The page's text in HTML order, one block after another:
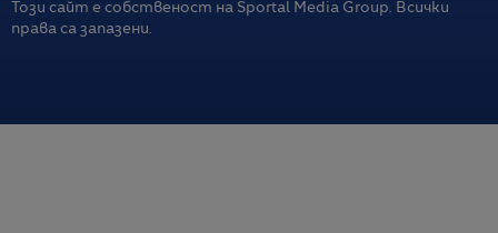
Този сайт е собственост на Sportal Media Group. Всички
права са запазени.